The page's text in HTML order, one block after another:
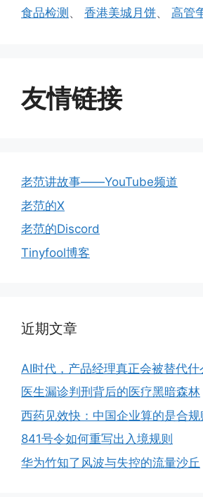
食品检测 、 香港美城月饼、 高管
友情链接
老范讲故事——YouTube频道
老范的X
老范的Discord
Tinyfool博客
近期文章
AI时代，产品经理真正会被替代什
医生漏诊判刑背后的医疗黑暗森林
西药见效快：中国企业算的是合规
841号令如何重写出入境规则
华为竹知了风波与失控的流量沙丘